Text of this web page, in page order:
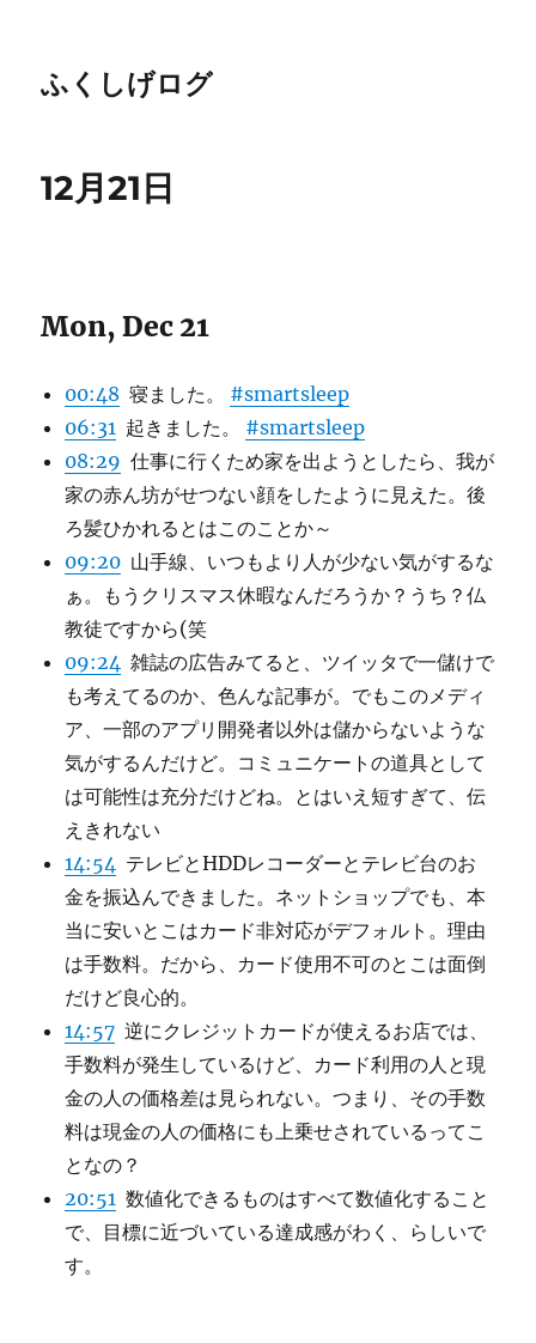
ふくしげログ
12月21日
Mon, Dec 21
00:48 寝ました。 #smartsleep
06:31 起きました。 #smartsleep
08:29 仕事に行くため家を出ようとしたら、我が
家の赤ん坊がせつない顔をしたように見えた。後
ろ髪ひかれるとはこのことか～
09:20 山手線、いつもより人が少ない気がするな
ぁ。もうクリスマス休暇なんだろうか？うち？仏
教徒ですから(笑
09:24 雑誌の広告みてると、ツイッタで一儲けで
も考えてるのか、色んな記事が。でもこのメディ
ア、一部のアプリ開発者以外は儲からないような
気がするんだけど。コミュニケートの道具として
は可能性は充分だけどね。とはいえ短すぎて、伝
えきれない
14:54 テレビとHDDレコーダーとテレビ台のお
金を振込んできました。ネットショップでも、本
当に安いとこはカード非対応がデフォルト。理由
は手数料。だから、カード使用不可のとこは面倒
だけど良心的。
14:57 逆にクレジットカードが使えるお店では、
手数料が発生しているけど、カード利用の人と現
金の人の価格差は見られない。つまり、その手数
料は現金の人の価格にも上乗せされているってこ
となの？
20:51 数値化できるものはすべて数値化すること
で、目標に近づいている達成感がわく、らしいで
す。